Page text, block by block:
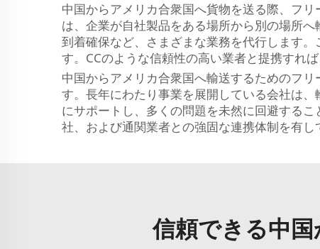
中国からアメリカ合衆国へ貨物を送る際、フ
は、企業が自社製品をある場所から別の場所
到着確保など、さまざまな業務を代行します
す。CCのような信頼性の高い業者と提携すれ
中国からアメリカ合衆国へ輸送するためのフ
す。長年にわたり事業を展開している会社は
にサポートし、多くの問題を未然に回避する
社、および通関業者との強固な連携体制を有
信頼できる中